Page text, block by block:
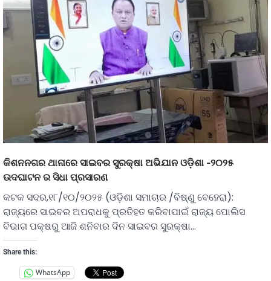
କିଶନନଗର ଥାନାରେ ସାଇବର ସୁରକ୍ଷା ଅଭିଯାନ ଓଡ଼ିଶା -୨୦୨୫
ଉଦଘାଟନ ର ସିଧା ପ୍ରସାରଣ
କଟକ ସଦର,୧୮/୧୦/୨୦୨୫ (ଓଡ଼ିଶା ସମାଚାର /ବିଷ୍ଣୁ ବେହେରା):
ରାଜ୍ୟରେ ସାଇବର ଅପରାଧକୁ ପ୍ରତିହତ କରିବାପାଇଁ ରାଜ୍ୟ ପୋଲିସ
ବିଭାଗ ପକ୍ଷରୁ ଆଜି ଶନିବାର ଦିନ ସାଇବର ସୁରକ୍ଷା…
Share this:
WhatsApp